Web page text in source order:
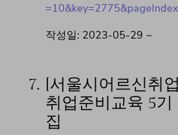
작성일: 2023-05-29 ~
7. [서울시어르신취
취업준비교육 5기
집